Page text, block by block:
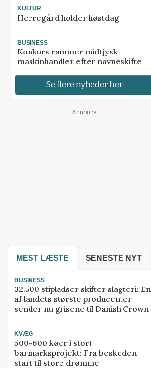
KULTUR
Herregård holder høstdag
BUSINESS
Konkurs rammer midtjysk
maskinhandler efter navneskifte
Se flere nyheder her
Annonce
MEST LÆSTE SENESTE NYT
BUSINESS
32.500 stipladser skifter slagteri: En
af landets største producenter
sender nu grisene til Danish Crown
KVÆG
500-600 køer i stort
barmarksprojekt: Fra beskeden
start til store drømme